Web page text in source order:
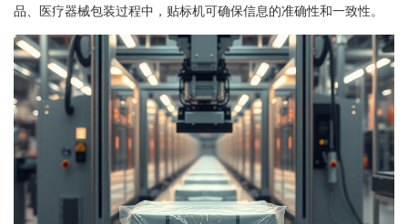
品、医疗器械包装过程中，贴标机可确保信息的准确性和一致性。